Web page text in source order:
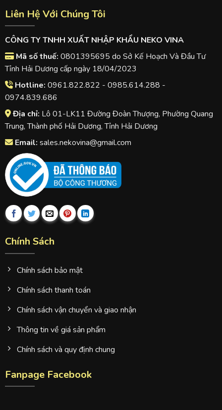
Liên Hệ Với Chúng Tôi
CÔNG TY TNHH XUẤT NHẬP KHẨU NEKO VINA
Mã số thuế: 0801395695 do Sở Kế Hoạch Và Đầu Tư
Tỉnh Hải Dương cấp ngày 18/04/2023
Hotline: 0961.822.822 - 0985.614.288 -
0974.839.686
Địa chỉ: Lô 01-LK11 Đường Đoàn Thượng, Phường Quang
Trung, Thành phố Hải Dương, Tỉnh Hải Dương
Email: sales.nekovina@gmail.com
Chính Sách
Chính sách bảo mật
Chính sách thanh toán
Chính sách vận chuyển và giao nhận
Thông tin về giá sản phẩm
Chính sách và quy định chung
Fanpage Facebook